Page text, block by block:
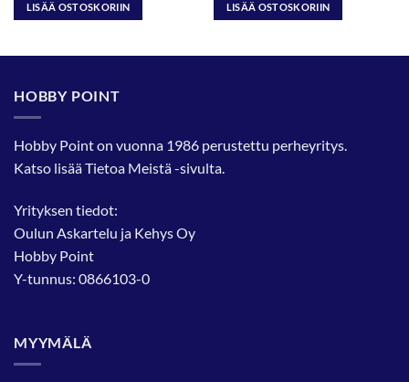
LISÄÄ OSTOSKORIIN LISÄÄ OSTOSKORIIN
HOBBY POINT
Hobby Point on vuonna 1986 perustettu perheyritys.
Katso lisääTietoa Meistä-sivulta.
Yrityksen tiedot:
Oulun Askartelu ja Kehys Oy
Hobby Point
Y-tunnus: 0866103-0
MYYMÄLÄ